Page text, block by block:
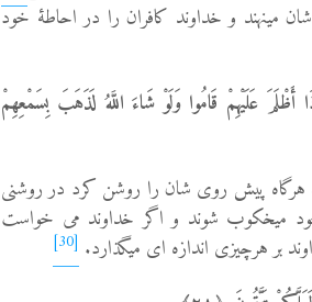
و خداوند کافران را در احاطۀ خود
عَلَیْهِمْ قَامُوا وَلَوْ شَاءَ اللَّهُ لَذَهَبَ بِسَمْعِهِمْ
پیش روی شان را روشن کرد در روشنی
میخکوب شوند و اگر خداوند می خواست
بر هرچیزی اندازه ای میگذارد. [30]